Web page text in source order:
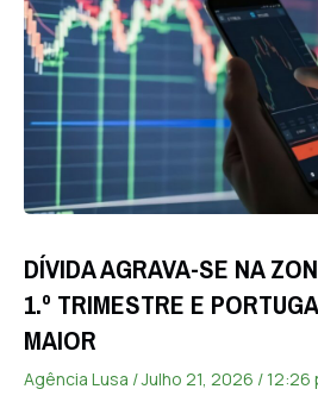
DÍVIDA AGRAVA-SE NA
1.º TRIMESTRE E
MAIOR
Agência Lusa Julho 21, 2026 12:26